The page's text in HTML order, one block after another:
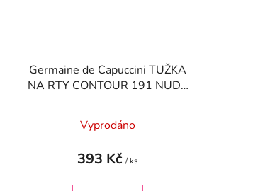
Germaine de Capuccini TUŽKA
NA RTY CONTOUR 191 NUDE
tužka na rty
Vyprodáno
393 Kč/ ks